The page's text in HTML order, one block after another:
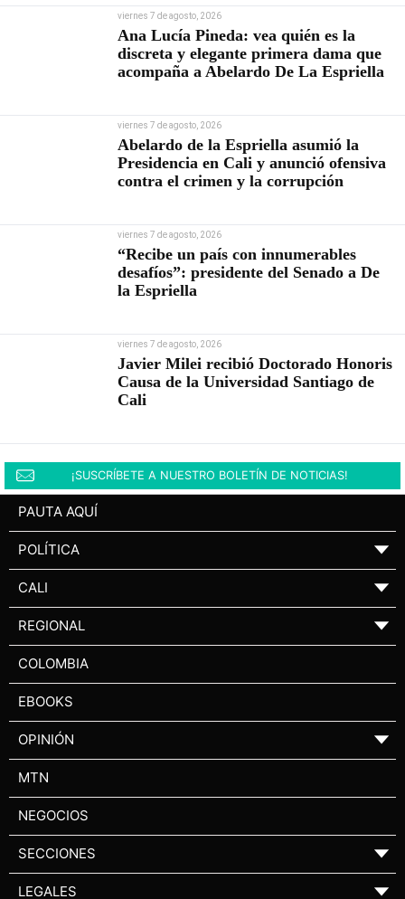
viernes 7 de agosto, 2026
Ana Lucía Pineda: vea quién es la
discreta y elegante primera dama que
acompaña a Abelardo De La Espriella
viernes 7 de agosto, 2026
Abelardo de la Espriella asumió la
Presidencia en Cali y anunció ofensiva
contra el crimen y la corrupción
viernes 7 de agosto, 2026
“Recibe un país con innumerables
desafíos”: presidente del Senado a De
la Espriella
viernes 7 de agosto, 2026
Javier Milei recibió Doctorado Honoris
Causa de la Universidad Santiago de
Cali
¡SUSCRÍBETE A NUESTRO BOLETÍN DE NOTICIAS!
PAUTA AQUÍ
POLÍTICA ▼
CALI ▼
REGIONAL ▼
COLOMBIA
EBOOKS
OPINIÓN ▼
MTN
NEGOCIOS
SECCIONES ▼
LEGALES ▼